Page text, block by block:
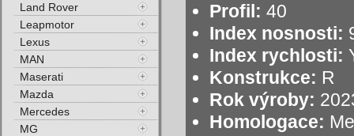
Profil: 40
Index nosnosti:
Index rychlosti:
Konstrukce: R
Rok výroby:
Homologace:
Land Rover
Leapmotor
Lexus
MAN
Maserati
Mazda
Mercedes
MG